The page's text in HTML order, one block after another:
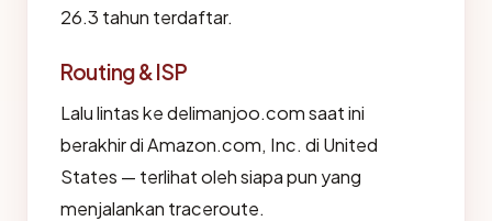
26.3 tahun terdaftar.
Routing & ISP
Lalu lintas ke delimanjoo.com saat ini
berakhir di Amazon.com, Inc. di United
States — terlihat oleh siapa pun yang
menjalankan traceroute.